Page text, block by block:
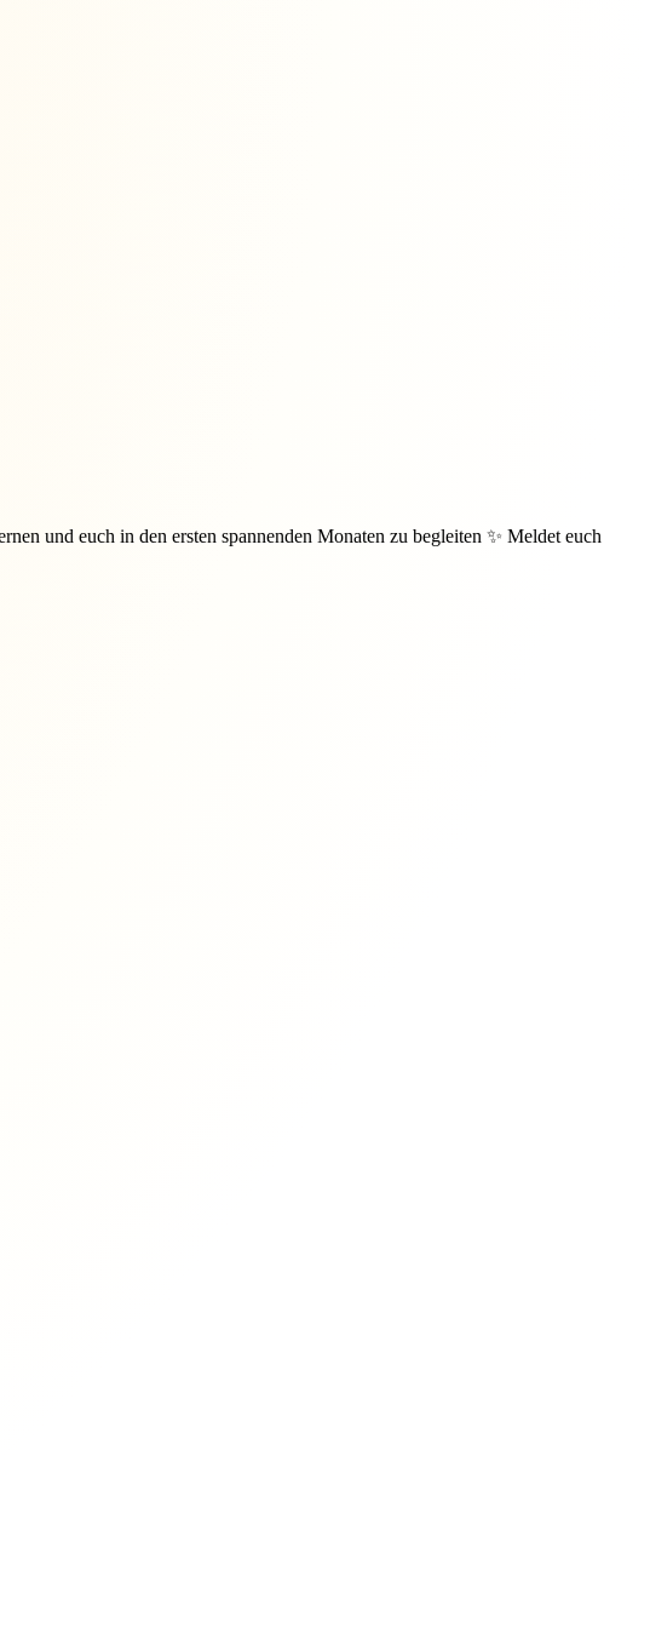
und euch in den ersten spannenden Monaten zu begleiten ✨ Meldet euch